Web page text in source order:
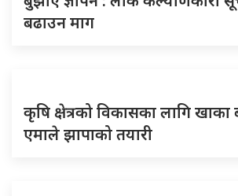
बढाउन माग
कृषि क्षेत्रको विकासका लागि खाका
एमाले झापाको तयारी